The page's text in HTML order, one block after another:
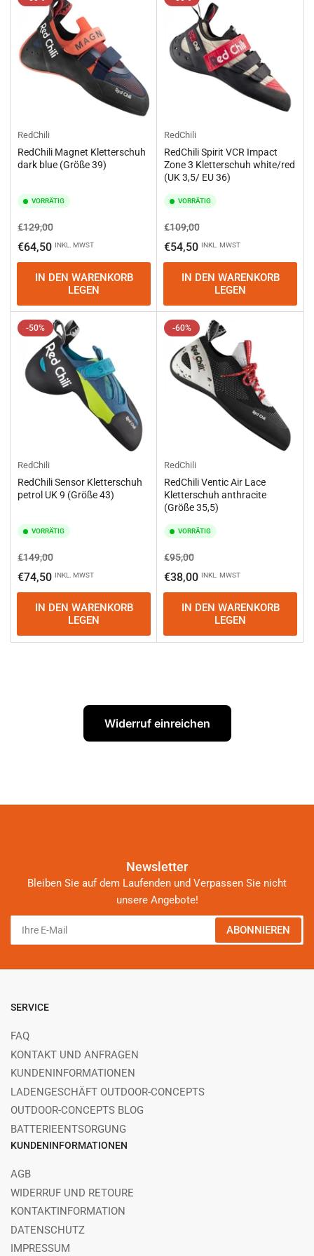
RedChili
RedChili Magnet Kletterschuh
dark blue (Größe 39)
VORRÄTIG
Normaler
Preis
€129,00Ausverkaufspreis
€64,50 INKL. MWST
IN DEN WARENKORB
LEGEN
RedChili
RedChili Spirit VCR Impact
Zone 3 Kletterschuh white/red
(UK 3,5/ EU 36)
VORRÄTIG
Normaler
Preis
€109,00Ausverkaufspreis
€54,50 INKL. MWST
IN DEN WARENKORB
LEGEN
-50%
RedChili
RedChili Sensor Kletterschuh
petrol UK 9 (Größe 43)
VORRÄTIG
Normaler
Preis
€149,00Ausverkaufspreis
€74,50 INKL. MWST
IN DEN WARENKORB
LEGEN
-60%
RedChili
RedChili Ventic Air Lace
Kletterschuh anthracite
(Größe 35,5)
VORRÄTIG
Normaler
Preis
€95,00Ausverkaufspreis
€38,00 INKL. MWST
IN DEN WARENKORB
LEGEN
Widerruf einreichen
Newsletter
Bleiben Sie auf dem Laufenden und Verpassen Sie nicht
unsere Angebote!
Ihre
Mail
ABONNIEREN
SERVICE
FAQ
KONTAKT UND ANFRAGEN
KUNDENINFORMATIONEN
LADENGESCHÄFT OUTDOOR-CONCEPTS
OUTDOOR-CONCEPTS BLOG
BATTERIEENTSORGUNG
KUNDENINFORMATIONEN
AGB
WIDERRUF UND RETOURE
KONTAKTINFORMATION
DATENSCHUTZ
IMPRESSUM